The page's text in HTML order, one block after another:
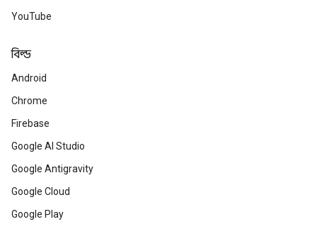
YouTube
বিল্ড
Android
Chrome
Firebase
Google AI Studio
Google Antigravity
Google Cloud
Google Play